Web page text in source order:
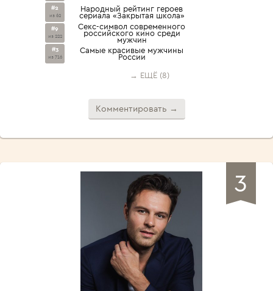
#2
из 62
Народный рейтинг героев
сериала «Закрытая школа»
#9
из 222
Секс-символ современного
российского кино среди
мужчин
#3
из 716
Самые красивые мужчины
России
→ ЕЩЁ (8)
Комментировать →
3